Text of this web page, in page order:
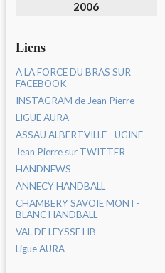
2006
Liens
A LA FORCE DU BRAS SUR
FACEBOOK
INSTAGRAM de Jean Pierre
LIGUE AURA
ASSAU ALBERTVILLE - UGINE
Jean Pierre sur TWITTER
HANDNEWS
ANNECY HANDBALL
CHAMBERY SAVOIE MONT-
BLANC HANDBALL
VAL DE LEYSSE HB
Ligue AURA